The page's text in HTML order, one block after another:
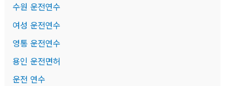
수원 운전연수
여성 운전연수
영통 운전연수
용인 운전면허
운전 연수